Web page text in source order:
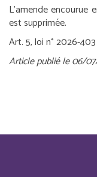
L’amende encourue
est supprimée.
Art. 5, loi n° 2026-
Article publié le 06/